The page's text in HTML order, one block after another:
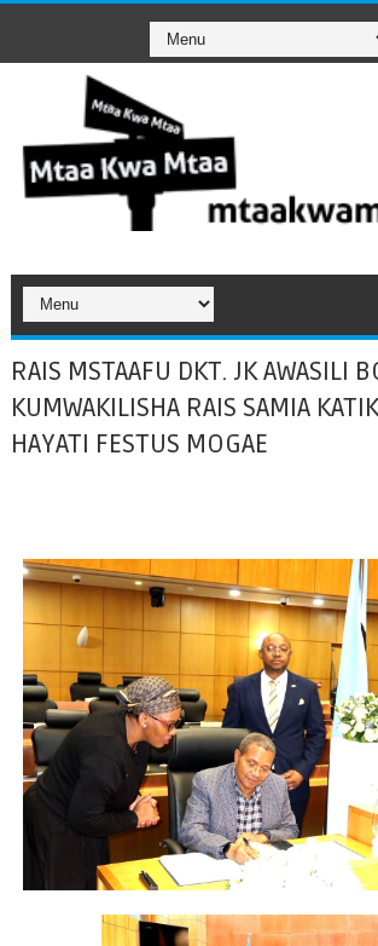
RAIS MSTAAFU DKT. JK AWASILI
KUMWAKILISHA RAIS SAMIA
HAYATI FESTUS MOGAE